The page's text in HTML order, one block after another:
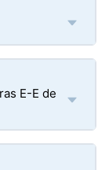
E-E de